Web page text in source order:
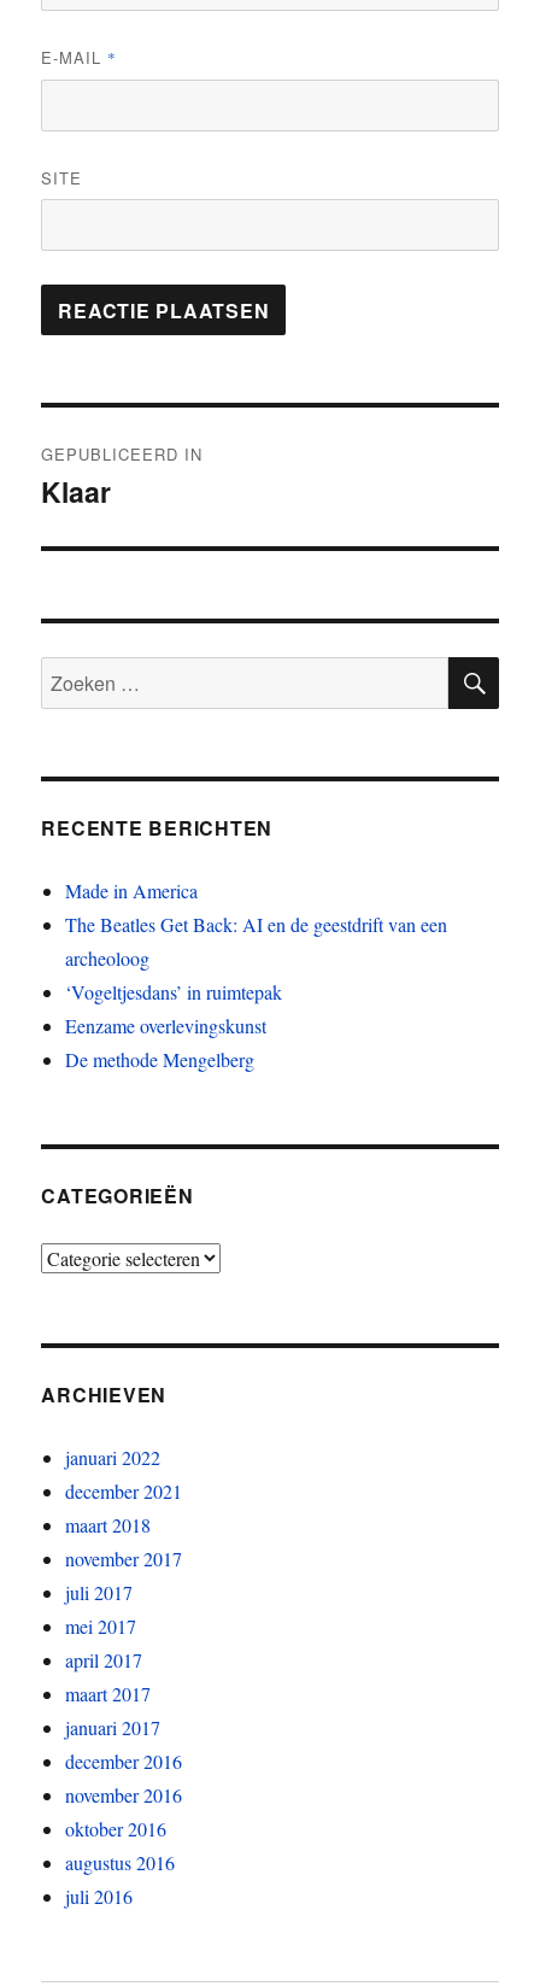
E-MAIL *
SITE
navigatie
GEPUBLICEERD IN
Klaar
Zoeken
naar:
RECENTE BERICHTEN
Made in America
The Beatles Get Back: AI en de geestdrift van een
archeoloog
‘Vogeltjesdans’ in ruimtepak
Eenzame overlevingskunst
De methode Mengelberg
CATEGORIEËN
Categorieën
ARCHIEVEN
januari 2022
december 2021
maart 2018
november 2017
juli 2017
mei 2017
april 2017
maart 2017
januari 2017
december 2016
november 2016
oktober 2016
augustus 2016
juli 2016